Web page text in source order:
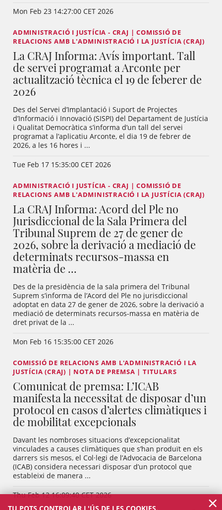
Mon Feb 23 14:27:00 CET 2026
ADMINISTRACIÓ I JUSTÍCIA - CRAJ | COMISSIÓ DE
RELACIONS AMB L'ADMINISTRACIÓ I LA JUSTÍCIA (CRAJ)
La CRAJ Informa: Avís important. Tall
de servei programat a Arconte per
actualització tècnica el 19 de feberer de
2026
Des del Servei d’Implantació i Suport de Projectes
d’Informació i Innovació (SISPI) del Departament de Justícia
i Qualitat Democràtica s’informa d’un tall del servei
programat a l’aplicatiu Arconte, el dia 19 de febrer de
2026, a les 16 hores i ...
Tue Feb 17 15:35:00 CET 2026
ADMINISTRACIÓ I JUSTÍCIA - CRAJ | COMISSIÓ DE
RELACIONS AMB L'ADMINISTRACIÓ I LA JUSTÍCIA (CRAJ)
La CRAJ Informa: Acord del Ple no
Jurisdiccional de la Sala Primera del
Tribunal Suprem de 27 de gener de
2026, sobre la derivació a mediació de
determinats recursos-massa en
matèria de ...
Des de la presidència de la sala primera del Tribunal
Suprem s’informa de l’Acord del Ple no jurisdiccional
adoptat en data 27 de gener de 2026, sobre la derivació a
mediació de determinats recursos-massa en matèria de
dret privat de la ...
Mon Feb 16 15:35:00 CET 2026
COMISSIÓ DE RELACIONS AMB L'ADMINISTRACIÓ I LA
JUSTÍCIA (CRAJ) | NOTA DE PREMSA | TITULARS
Comunicat de premsa: L’ICAB
manifesta la necessitat de disposar d’un
protocol en casos d’alertes climàtiques i
de mobilitat excepcionals
Davant les nombroses situacions d’excepcionalitat
vinculades a causes climàtiques que s’han produït en els
darrers sis mesos, el Col·legi de l’Advocacia de Barcelona
(ICAB) considera necessari disposar d’un protocol que
estableixi de manera ...
Thu Feb 12 16:09:40 CET 2026 ×